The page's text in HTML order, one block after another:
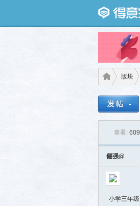
得意 ›
版块
›
查看: 609
倔强@
小学三年级